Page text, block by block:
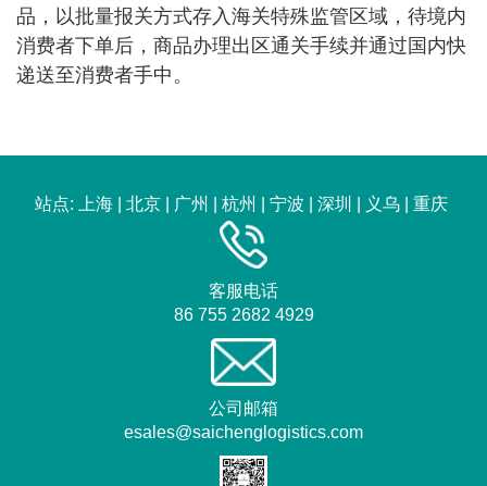
品，以批量报关方式存入海关特殊监管区域，待境内
消费者下单后，商品办理出区通关手续并通过国内快
递送至消费者手中。
站点: 上海 北京 广州 杭州 宁波 深圳 义乌 重庆
客服电话
86 755 2682 4929
公司邮箱
esales@saichenglogistics.com